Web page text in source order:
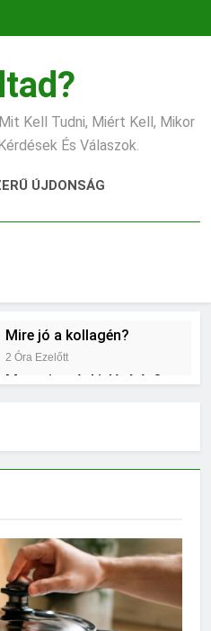
Kell Tudni, Miért Kell, Mikor
És Válaszok.
ÚJDONSÁG
Mire jó a kollagén?
2 Óra Ezelőtt
Mennyi a végkielégítés?
jelent a magas
vérnyomás?
1 Nap Ezelőtt
fűtést érdemes